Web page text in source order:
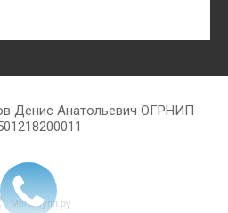
Денис Анатольевич ОГРНИП